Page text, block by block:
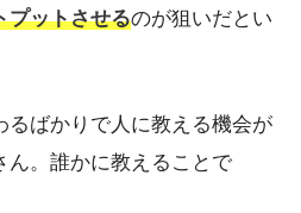
プットさせるのが狙いだとい
るばかりで人に教える機会が
ん。誰かに教えることで